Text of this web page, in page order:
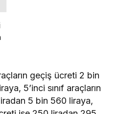
geçiş ücreti 2 bin
5’inci sınıf araçların
5 bin 560 liraya,